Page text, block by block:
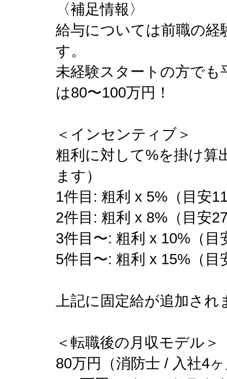
〈補足情報〉
給与については前職の
す。
未経験スタートの方でも
は80〜100万円！
＜インセンティブ＞
粗利に対して%を掛け算
ます）
1件目: 粗利 x 5%（目安
2件目: 粗利 x 8%（目安
3件目〜: 粗利 x 10%（目
5件目〜: 粗利 x 15%（目
上記に固定給が追加され
＜転職後の月収モデル＞
80万円（消防士 / 入社4